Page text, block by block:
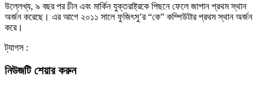
উল্লেখ্য, ৯ বছর পর চীন এবং মার্কিন যুক্তরাষ্ট্রকে পিছনে ফেলে জাপান প্রথম স্থান
অর্জন করেছে। এর আগে ২০১১ সালে ফুজিৎসু’র “কে” কম্পিউটার প্রথম স্থান অর্জন
করে।
ট্যাগস :
নিউজটি শেয়ার করুন